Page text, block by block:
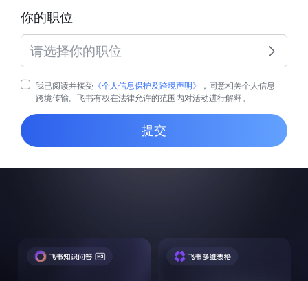
你的职位
请选择你的职位
我已阅读并接受 《个人信息保护及跨境声明》
，同意相关个人信息
跨境传输。飞书有权在法律允许的范围内对活动进行解释。
提交